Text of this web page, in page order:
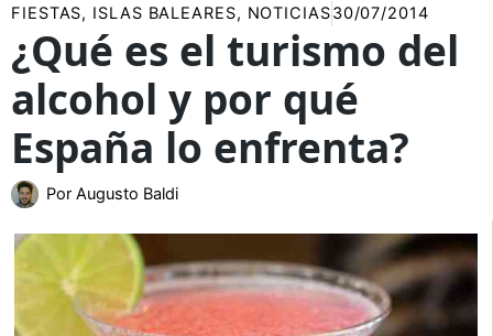
FIESTAS, ISLAS BALEARES, NOTICIAS30/07/2014
¿Qué es el turismo del
alcohol y por qué
España lo enfrenta?
Por Augusto Baldi